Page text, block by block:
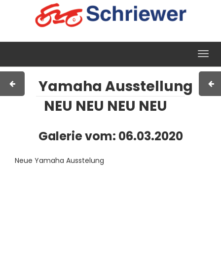
Yamaha Ausstellung
NEU NEU NEU NEU
Galerie vom: 06.03.2020
Neue Yamaha Ausstelung